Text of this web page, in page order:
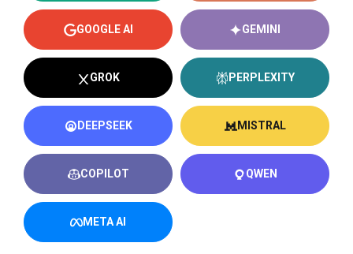
GOOGLE AI GEMINI
GROK PERPLEXITY
DEEPSEEK MISTRAL
COPILOT QWEN
META AI